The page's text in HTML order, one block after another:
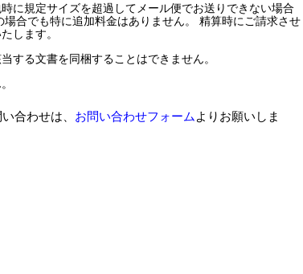
に規定サイズを超過してメール便でお送りできない場合
合でも特に追加料金はありません。 精算時にご請求させ
します。
する文書を同梱することはできません。
合わせは、 お問い合わせフォームよりお願いしま